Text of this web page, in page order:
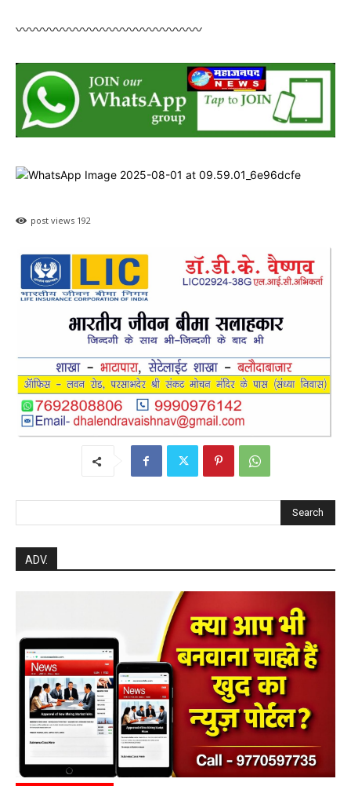
〰️〰️〰️〰️〰️〰️〰️〰️〰️〰️〰️〰️〰️〰️
post views 192
Search
ADV.